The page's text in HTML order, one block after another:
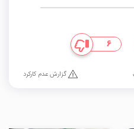
6
گزارش عدم کارکرد